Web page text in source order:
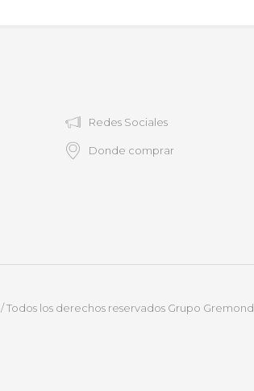
Redes Sociales
Donde comprar
/ Todos los derechos reservados Grupo Gremond